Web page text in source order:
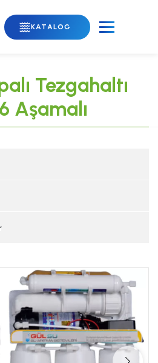
KATALOG
Tezgahaltı
Aşamalı